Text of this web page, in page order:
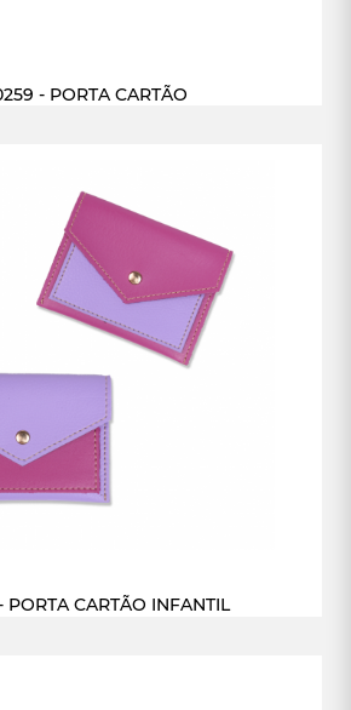
- PORTA CARTÃO
PORTA CARTÃO INFANTIL